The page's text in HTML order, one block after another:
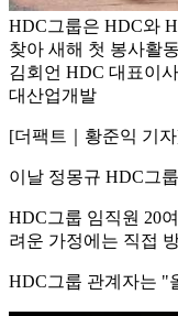
HDC그룹은 HDC와
찾아 새해 첫 봉사활
김회언 HDC 대표이
대산업개발
[더팩트｜황준익 기
이날 정몽규 HDC그
HDC그룹 임직원 20
려운 가정에는 직접
HDC그룹 관계자는 "